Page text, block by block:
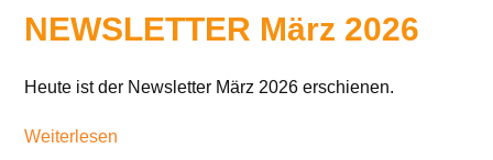
NEWSLETTER März 2026
Heute ist der Newsletter März 2026 erschienen.
Weiterlesen